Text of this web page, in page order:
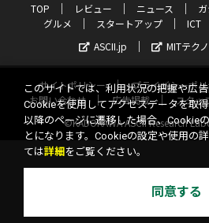
TOP レビュー ニュース
グルメ
スタートアップ ICT
ASCII.jp
MITテク
サイトポリシー プライバシーポ
お問い合わせ
広告掲載 スタッ
©KADOKAWA ASCII Research
このサイトでは、利用状況の把握や広告
Cookieを使用してアクセスデータを取
以降のページに遷移した場合、Cookie
とになります。Cookieの設定や使用の
ては詳細 をご覧ください。
同意する